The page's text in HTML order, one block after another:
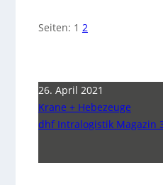
Seiten: 1 2
26. April 2021
Krane + Hebezeuge
dhf Intralogistik Magazin